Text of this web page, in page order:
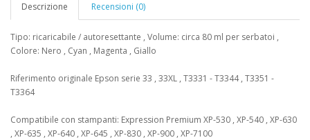
Descrizione Recensioni (0)
Tipo: ricaricabile / autoresettante , Volume: circa 80 ml per serbatoi ,
Colore: Nero , Cyan , Magenta , Giallo
Riferimento originale Epson serie 33 , 33XL , T3331 - T3344 , T3351 -
T3364
Compatibile con stampanti: Expression Premium XP-530 , XP-540 , XP-630
, XP-635 , XP-640 , XP-645 , XP-830 , XP-900 , XP-7100